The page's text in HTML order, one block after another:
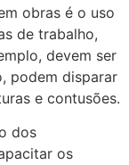
obras é o uso
de trabalho,
devem ser
podem disparar
e contusões.
dos
os